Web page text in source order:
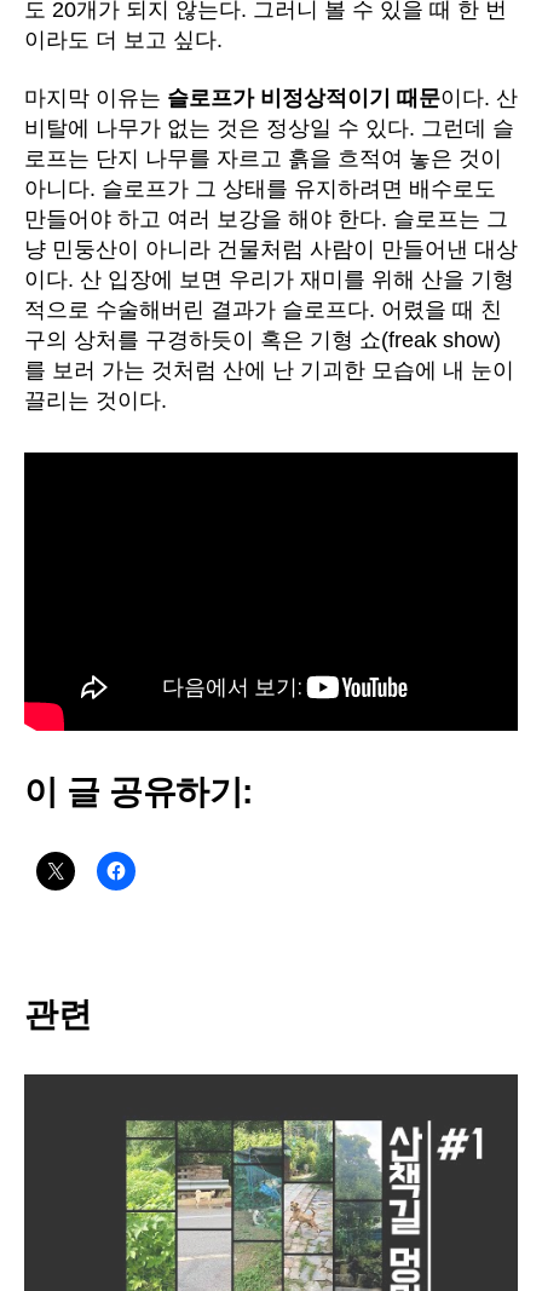
도 20개가 되지 않는다. 그러니 볼 수 있을 때 한 번
이라도 더 보고 싶다.
마지막 이유는 슬로프가 비정상적이기 때문이다. 산
비탈에 나무가 없는 것은 정상일 수 있다. 그런데 슬
로프는 단지 나무를 자르고 흙을 흐적여 놓은 것이
아니다. 슬로프가 그 상태를 유지하려면 배수로도
만들어야 하고 여러 보강을 해야 한다. 슬로프는 그
냥 민둥산이 아니라 건물처럼 사람이 만들어낸 대상
이다. 산 입장에 보면 우리가 재미를 위해 산을 기형
적으로 수술해버린 결과가 슬로프다. 어렸을 때 친
구의 상처를 구경하듯이 혹은 기형 쇼(freak show)
를 보러 가는 것처럼 산에 난 기괴한 모습에 내 눈이
끌리는 것이다.
이 글 공유하기:
관련